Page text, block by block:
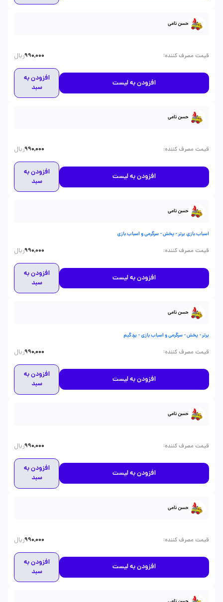
حسن نامی
قیمت مصرف کننده:
990,000ریال
افزودن به لیست
افزودن به
سبد
حسن نامی
قیمت مصرف کننده:
990,000ریال
افزودن به لیست
افزودن به
سبد
حسن نامی
اسباب بازی برتر - پخش - سرگرمی و اسباب بازی
قیمت مصرف کننده:
990,000ریال
افزودن به لیست
افزودن به
سبد
حسن نامی
برتر - پخش - سرگرمی و اسباب بازی - بردگیم
قیمت مصرف کننده:
990,000ریال
افزودن به لیست
افزودن به
سبد
حسن نامی
قیمت مصرف کننده:
990,000ریال
افزودن به لیست
افزودن به
سبد
حسن نامی
قیمت مصرف کننده:
990,000ریال
افزودن به لیست
افزودن به
سبد